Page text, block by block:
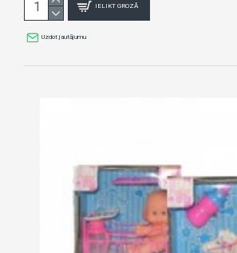
IELIKT GROZĀ
Uzdot jautājumu